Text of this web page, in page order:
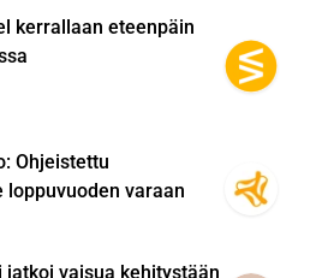
kerrallaan eteenpäin
Ohjeistettu
varaan
vaisua kehitystään